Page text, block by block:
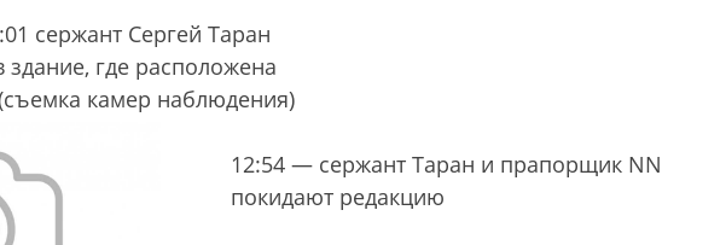
сержант Сергей Таран
где расположена
камер наблюдения)
12:54 — сержант Таран и прапорщик NN
покидают редакцию